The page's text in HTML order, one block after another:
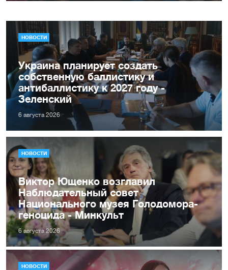
НОВОСТИ
Украина планирует создать
собственную баллистику и
антибаллистику к 2027 году -
Зеленский
6 августа 2026
НОВОСТИ
Виктор Ющенко возглавил
Наблюдательный совет
Национального музея Голодомора-
геноцида - Минкульт
6 августа 2026
НОВОСТИ